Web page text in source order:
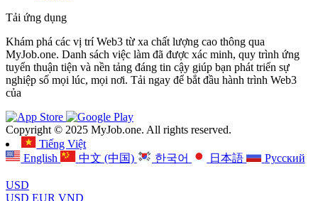
Tải ứng dụng
Khám phá các vị trí Web3 từ xa chất lượng cao thông qua
MyJob.one. Danh sách việc làm đã được xác minh, quy trình ứng
tuyển thuận tiện và nền tảng đáng tin cậy giúp bạn phát triển sự
nghiệp số mọi lúc, mọi nơi. Tải ngay để bắt đầu hành trình Web3
của
Copyright © 2025 MyJob.one. All rights reserved.
Tiếng Việt
English
中文 (中国) 한국어 日本語 Русский
USD
USD EUR VND